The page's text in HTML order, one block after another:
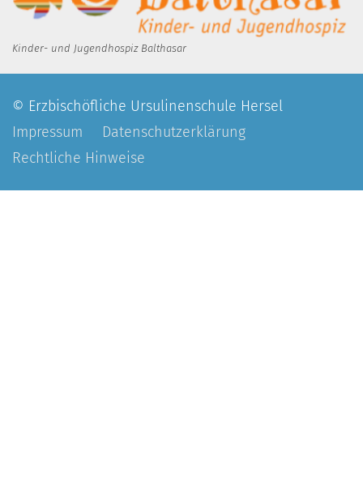
Kinder- und Jugendhospiz Balthasar
© Erzbischöfliche Ursulinenschule Hersel
Impressum
Datenschutzerklärung
Rechtliche Hinweise